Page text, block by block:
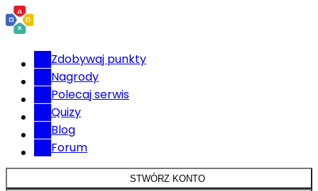
Zdobywaj punkty
Nagrody
Polecaj serwis
Quizy
Blog
Forum
STWÓRZ KONTO